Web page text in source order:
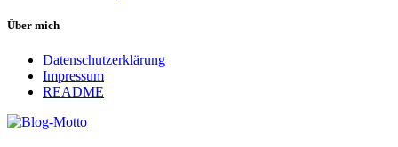
Über mich
Datenschutzerklärung
Impressum
README